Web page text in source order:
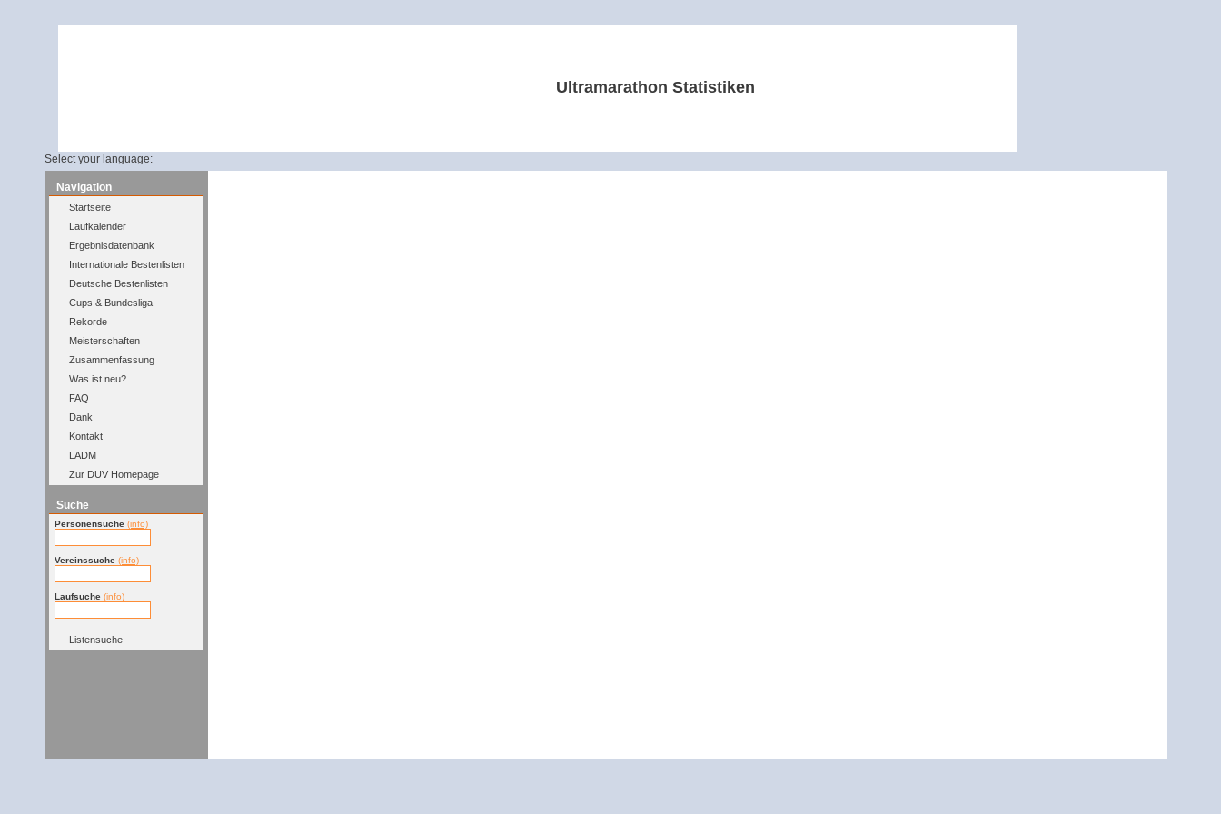
Ultramarathon Statistiken
Select your language:
Navigation
Startseite
Laufkalender
Ergebnisdatenbank
Internationale Bestenlisten
Deutsche Bestenlisten
Cups & Bundesliga
Rekorde
Meisterschaften
Zusammenfassung
Was ist neu?
FAQ
Dank
Kontakt
LADM
Zur DUV Homepage
Suche
Personensuche (info)
Vereinssuche (info)
Laufsuche (info)
Listensuche